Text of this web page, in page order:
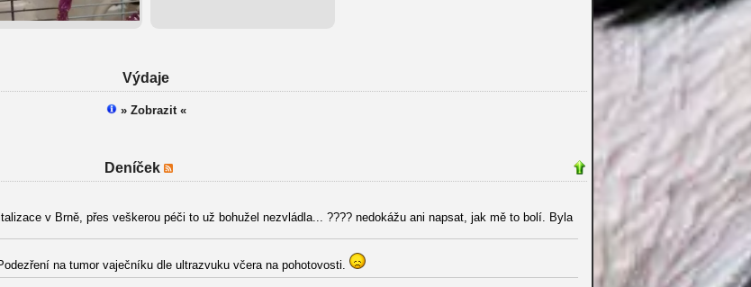
Výdaje
» Zobrazit «
Deníček
v Brně, přes veškerou péči to už bohužel nezvládla... ???? nedokážu ani napsat, jak mě to bolí. Byla
na tumor vaječníku dle ultrazvuku včera na pohotovosti.